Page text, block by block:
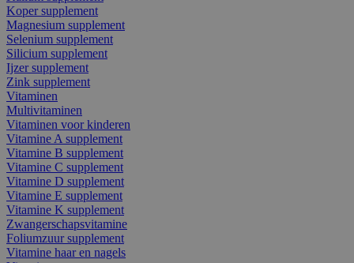
Koper supplement
Magnesium supplement
Selenium supplement
Silicium supplement
Ijzer supplement
Zink supplement
Vitaminen
Multivitaminen
Vitaminen voor kinderen
Vitamine A supplement
Vitamine B supplement
Vitamine C supplement
Vitamine D supplement
Vitamine E supplement
Vitamine K supplement
Zwangerschapsvitamine
Foliumzuur supplement
Vitamine haar en nagels